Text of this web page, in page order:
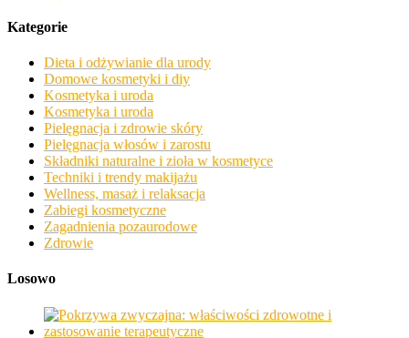
Kategorie
Dieta i odżywianie dla urody
Domowe kosmetyki i diy
Kosmetyka i uroda
Kosmetyka i uroda
Pielęgnacja i zdrowie skóry
Pielęgnacja włosów i zarostu
Składniki naturalne i zioła w kosmetyce
Techniki i trendy makijażu
Wellness, masaż i relaksacja
Zabiegi kosmetyczne
Zagadnienia pozaurodowe
Zdrowie
Losowo